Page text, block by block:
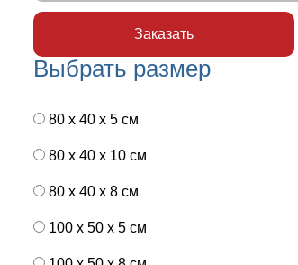
Выбрать размер
80 x 40 x 5 см
80 x 40 x 10 см
80 x 40 x 8 см
100 x 50 x 5 см